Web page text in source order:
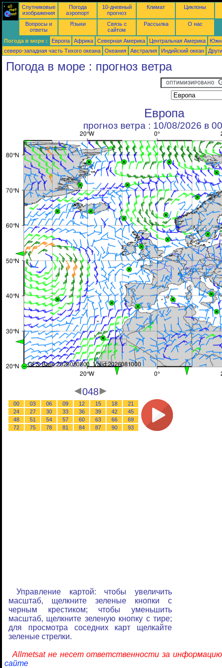
Спутниковые
изображения
Погода
аэропорт
10-дневный
прогноз
Климат Циклоны
Вопросы и
ответы
Языки
Связь с
сайтом
Рассылка О нас
Погода в море : Европа Африка Северная Америка Центральная Америка
северо-западная часть Tихого океана
Океания Австралия Индийский океан
Погода в море : прогноз ветра
Европа
прогноз ветра : 10/08/2026 в
048
00 03 06 09 12 15 18
21
24
27 30 33 36 39 42
45
48
51 54 57 60 63 66
69
72
75 78 81 84 87 90 93
Управление картой: чтобы увеличить
масштаб, щелкните зеленые кнопки с
черным крестиком; чтобы уменьшить
масштаб, щелкните зеленую кнопку с тире;
для просмотра соседних карт щелкайте
зеленые стрелки.
Allmetsat не несет ответственности за
сайте